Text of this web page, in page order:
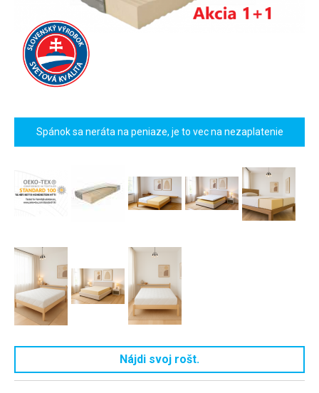
Spánok sa neráta na peniaze, je to vec na nezaplatenie
Nájdi svoj rošt.